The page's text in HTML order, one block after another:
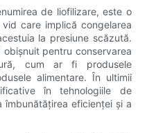
de liofilizare, este o
care implică congelarea
la presiune scăzută.
pentru conservarea
cum ar fi produsele
alimentare. În ultimii
în tehnologiile de
eficienței și a